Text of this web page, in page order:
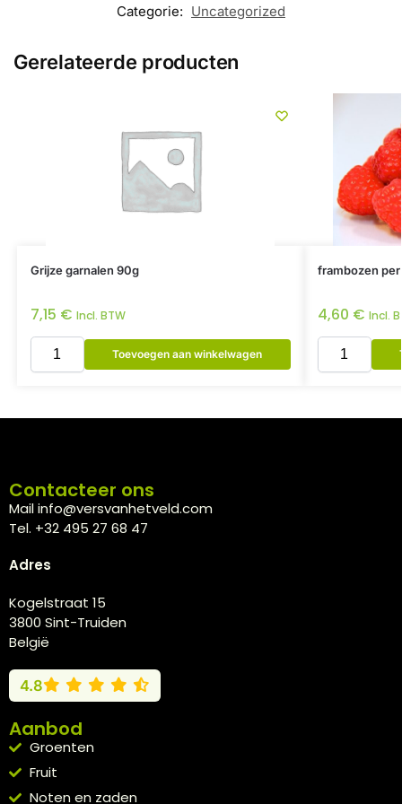
Categorie: Uncategorized
Gerelateerde producten
Grijze garnalen 90g
7,15 € Incl. BTW
Toevoegen aan winkelwagen
frambozen per
4,60 € Incl.
Contacteer ons
Mail info@versvanhetveld.com
Tel. +32 495 27 68 47
Adres
Kogelstraat 15
3800 Sint-Truiden
België
4.8
Aanbod
Groenten
Fruit
Noten en zaden